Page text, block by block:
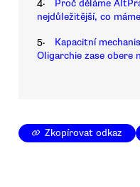
Proč děláme
nejdůležitější, co máme
5.
Kapacitní
Oligarchie zase obere
Zkopírovat odkaz